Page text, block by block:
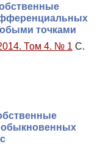
точками
Том 4. № 1 С.
обыкновенных